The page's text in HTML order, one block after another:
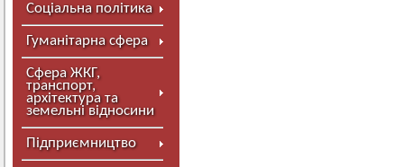
Соціальна політика
Гуманітарна сфера
Сфера ЖКГ,
транспорт,
архітектура та
земельні відносини
Підприємництво